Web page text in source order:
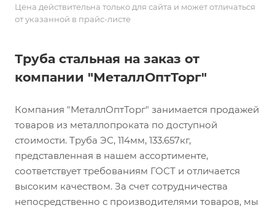
Цена действительна только для сайта и может отличаться
от указанной в прайс-листе
Труба стальная на заказ от
компании "МеталлОптТорг"
Компания "МеталлОптТорг" занимается продажей
товаров из металлопроката по доступной
стоимости. Труба ЭС, 114мм, 133.657кг,
представленная в нашем ассортименте,
соответствует требованиям ГОСТ и отличается
высоким качеством. За счет сотрудничества
непосредственно с производителями товаров, мы